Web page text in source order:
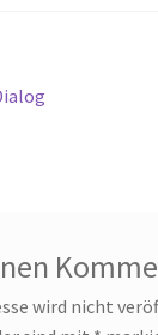
wird nicht